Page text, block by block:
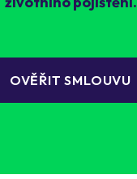
OVĚŘIT SMLOUVU